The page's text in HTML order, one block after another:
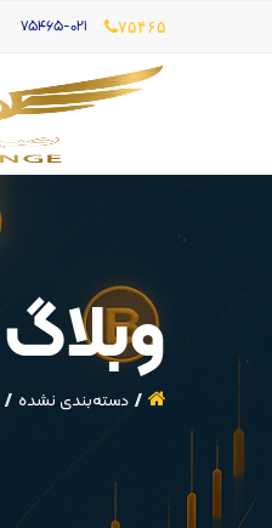
۷۵۴۶۵
وبلاگ
دسته‌بندی نشده